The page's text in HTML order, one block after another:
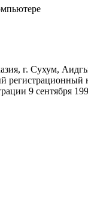
г. Сухум,
регистрационный
9 сентября